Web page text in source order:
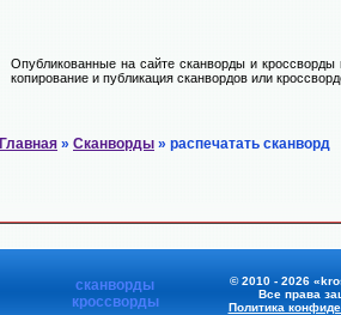
Опубликованные на сайте сканворды и кроссворды
копирование и публикация сканвордов или
Главная » Сканворды » распечатать сканворд
сканворды
кроссворды
© 2010 - 2026
Все права
Политика